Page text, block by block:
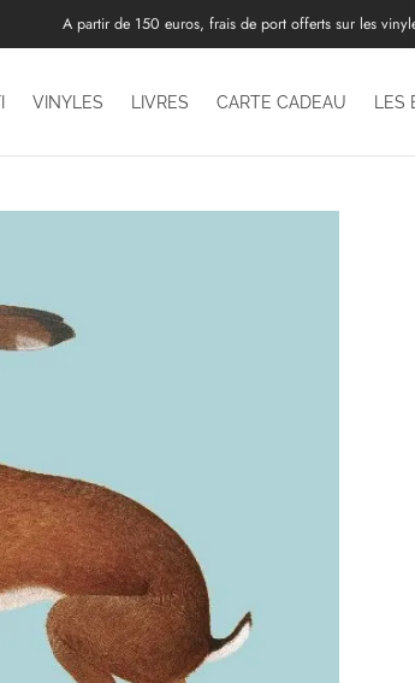
A partir de 150 euros, frais de port offerts sur les
VINYLES LIVRES CARTE CADEAU LES